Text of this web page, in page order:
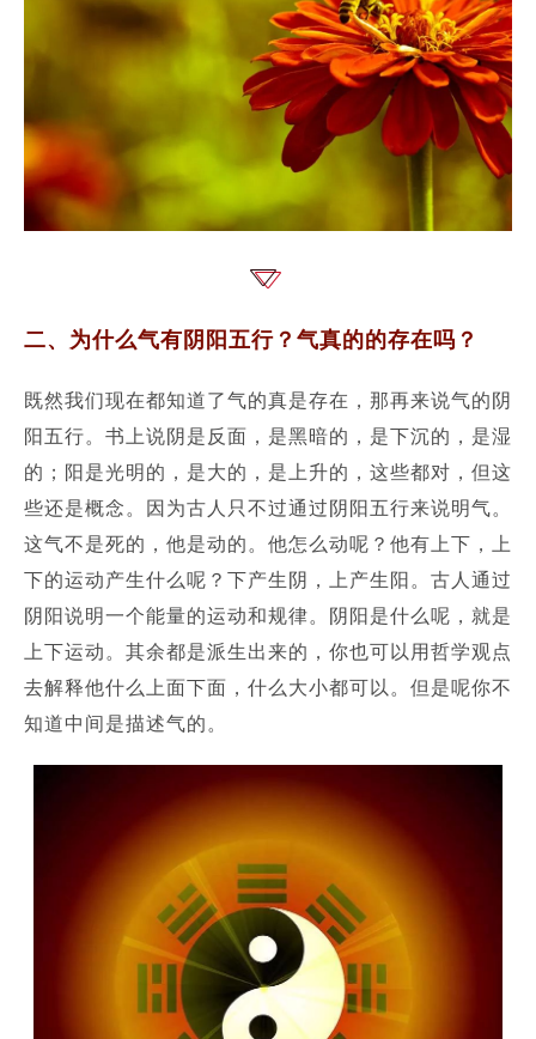
二、为什么气有阴阳五行？ 气真的的存在吗？
既然我们现在都知道了气的真是存在，那再来说气的阴
阳五行。 书上说阴是反面，是黑暗的，是下沉的，是湿
的； 阳是光明的，是大的，是上升的，这些都对，但这
些还是概念。
因为古人只不过通过阴阳五行来说明气。
这气不是死的，他是动的。 他怎么动呢？ 他有上下，上
下的运动产生什么呢？ 下产生阴，上产生阳。 古人通过
阴阳说明一个能量的运动和规律。
阴阳是什么呢，就是
上下运动。 其余都是派生出来的，你也可以用哲学观点
去解释他什么上面下面，什么大小都可以。 但是呢你不
知道中间是描述气的。